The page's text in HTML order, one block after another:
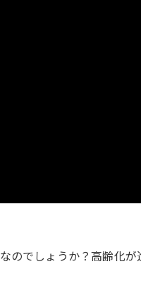
でしょうか？高齢化